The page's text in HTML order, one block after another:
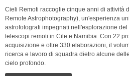
Cieli Remoti raccoglie cinque anni di attività
Remote Astrophotography), un'esperienza
astrofotografi impegnati nell'esplorazione
telescopi remoti in Cile e Namibia. Con 22
acquisizione e oltre 330 elaborazioni, il
ricerca e lavoro di squadra dietro alcune
cielo profondo.